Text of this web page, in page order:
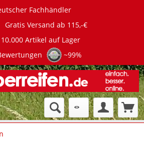
Fachhändler
Gratis Versand ab 115,-€
Artikel auf Lager
~99%